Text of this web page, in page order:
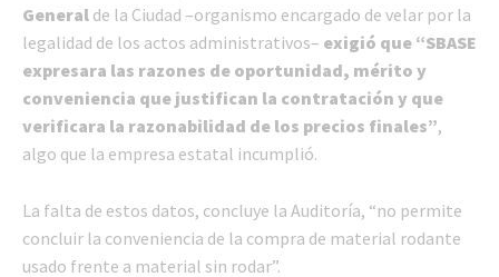
General de la Ciudad –organismo encargado de velar por la
legalidad de los actos administrativos– exigió que “SBASE
expresara las razones de oportunidad, mérito y
conveniencia que justifican la contratación y que
verificara la razonabilidad de los precios finales”,
algo que la empresa estatal incumplió.
La falta de estos datos, concluye la Auditoría, “no permite
concluir la conveniencia de la compra de material rodante
usado frente a material sin rodar”.